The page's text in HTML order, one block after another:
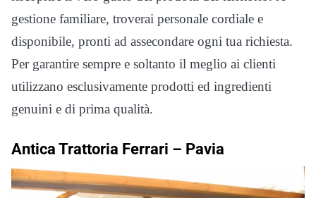
gestione familiare, troverai personale cordiale e
disponibile, pronti ad assecondare ogni tua richiesta.
Per garantire sempre e soltanto il meglio ai clienti
utilizzano esclusivamente prodotti ed ingredienti
genuini e di prima qualità.
Antica Trattoria Ferrari – Pavia